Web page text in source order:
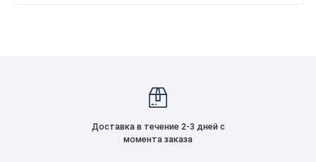
Доставка в течение 2-3 дней с
момента заказа